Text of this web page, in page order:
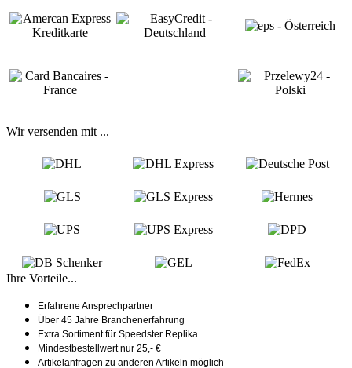
Wir versenden mit ...
Ihre Vorteile...
Erfahrene Ansprechpartner
Über 45 Jahre Branchenerfahrung
Extra Sortiment für Speedster Replika
Mindestbestellwert nur 25,- €
Artikelanfragen zu anderen Artikeln möglich